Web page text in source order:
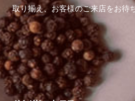
取り揃え、お客様のご来店をお待